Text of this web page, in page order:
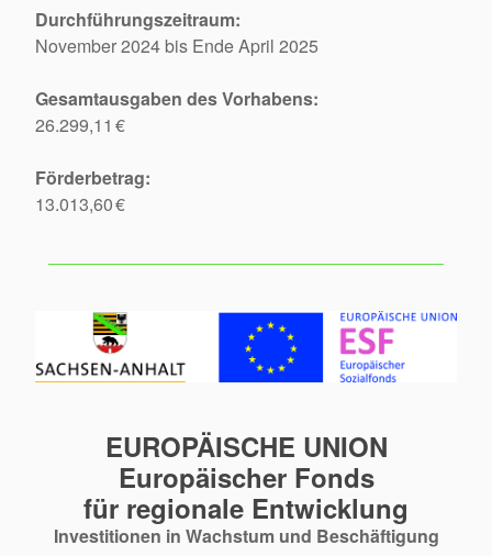
Durchführungszeitraum:
November 2024 bis Ende April 2025
Gesamtausgaben des Vorhabens:
26.299,11 €
Förderbetrag:
13.013,60 €
EUROPÄISCHE UNION
Europäischer Fonds
für regionale Entwicklung
Investitionen in Wachstum und Beschäftigung